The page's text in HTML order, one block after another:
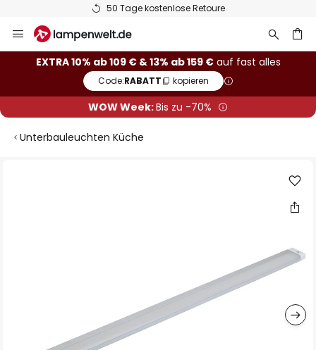
50 Tage kostenlose Retoure
Inhalt
springen
EXTRA 10% ab 109 € & 13% ab 159 €auf fast alles
Code:RABATT kopieren
WOW Week:Bis zu -70%
Unterbauleuchten Küche